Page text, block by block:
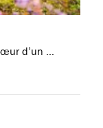
d’un …